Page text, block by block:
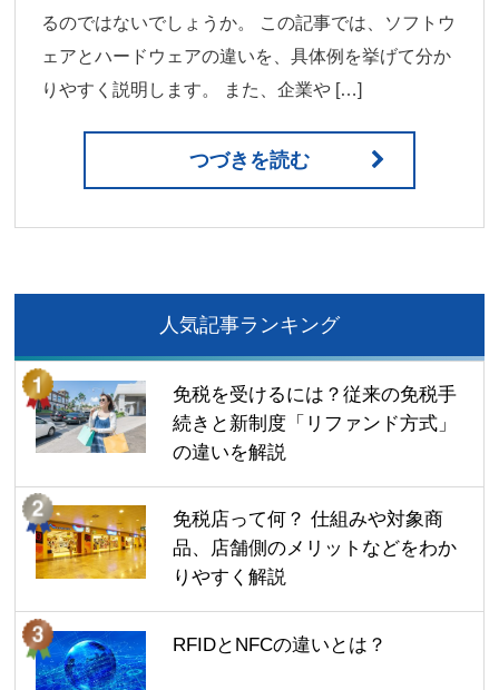
るのではないでしょうか。 この記事では、ソフトウ
ェアとハードウェアの違いを、具体例を挙げて分か
りやすく説明します。 また、企業や […]
つづきを読む
人気記事ランキング
免税を受けるには？従来の免税手
続きと新制度「リファンド方式」
の違いを解説
免税店って何？ 仕組みや対象商
品、店舗側のメリットなどをわか
りやすく解説
RFIDとNFCの違いとは？